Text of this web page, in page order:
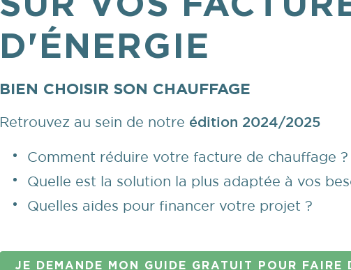
D'ÉNERGIE
BIEN CHOISIR SON CHAUFFAGE
Retrouvez au sein de notre édition 2024/2025
Comment réduire votre facture de chauffage ?
Quelle est la solution la plus adaptée à vos
Quelles aides pour financer votre projet ?
JE DEMANDE MON GUIDE GRATUIT POUR FAIRE